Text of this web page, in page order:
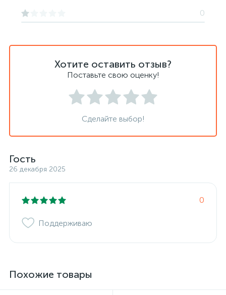
Хотите оставить отзыв?
Поставьте свою оценку!
Сделайте выбор!
Гость
26 декабря 2025
0
Поддерживаю
0
Похожие товары